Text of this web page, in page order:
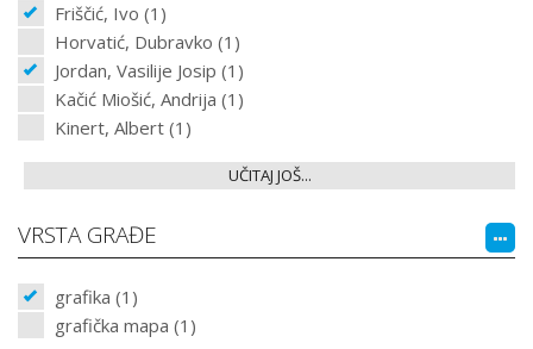
Friščić, Ivo (1)
Horvatić, Dubravko (1)
Jordan, Vasilije Josip (1)
Kačić Miošić, Andrija (1)
Kinert, Albert (1)
UČITAJ JOŠ...
VRSTA GRAĐE
grafika (1)
grafička mapa (1)